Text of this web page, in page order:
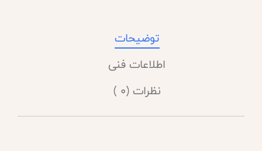
توضیحات
اطلاعات فنی
نظرات (0 )